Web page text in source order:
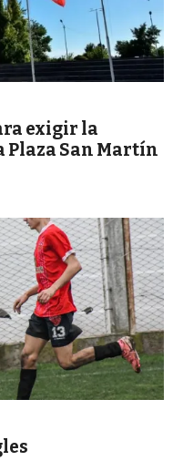
exigir la
Plaza San Martín